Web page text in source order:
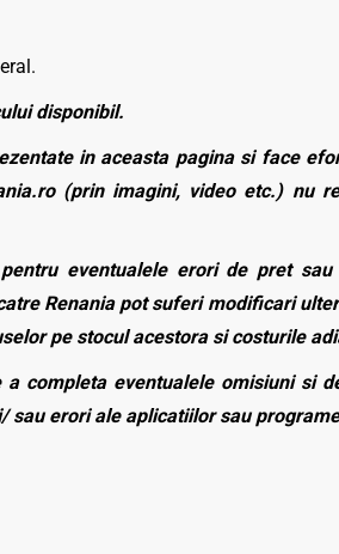
disponibil.
in aceasta pagina si face
(prin imagini, video etc.) nu
eventualele erori de pret
Renania pot suferi modificari
pe stocul acestora si costurile
a completa eventualele omisiuni
sau erori ale aplicatiilor sau